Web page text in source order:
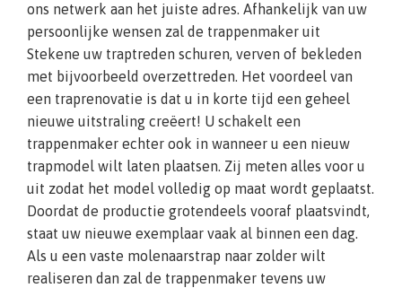
ons netwerk aan het juiste adres. Afhankelijk van uw
persoonlijke wensen zal de trappenmaker uit
Stekene uw traptreden schuren, verven of bekleden
met bijvoorbeeld overzettreden. Het voordeel van
een traprenovatie is dat u in korte tijd een geheel
nieuwe uitstraling creëert! U schakelt een
trappenmaker echter ook in wanneer u een nieuw
trapmodel wilt laten plaatsen. Zij meten alles voor u
uit zodat het model volledig op maat wordt geplaatst.
Doordat de productie grotendeels vooraf plaatsvindt,
staat uw nieuwe exemplaar vaak al binnen een dag.
Als u een vaste molenaarstrap naar zolder wilt
realiseren dan zal de trappenmaker tevens uw